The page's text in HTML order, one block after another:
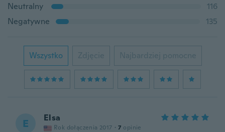
Neutralny
116
Negatywne
135
Wszystko Zdjęcie Najbardziej pomocne
E Elsa
Rok dołączenia 2017 · 7 opinie